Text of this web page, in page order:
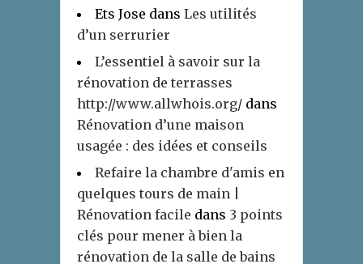
Ets Jose dans Les utilités
d’un serrurier
L’essentiel à savoir sur la
rénovation de terrasses
http://www.allwhois.org/ dans
Rénovation d’une maison
usagée : des idées et conseils
Refaire la chambre d'amis en
quelques tours de main |
Rénovation facile dans 3 points
clés pour mener à bien la
rénovation de la salle de bains